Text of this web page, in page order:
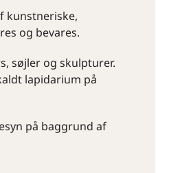
kunstneriske,
og bevares.
søjler og skulpturer.
lapidarium på
på baggrund af